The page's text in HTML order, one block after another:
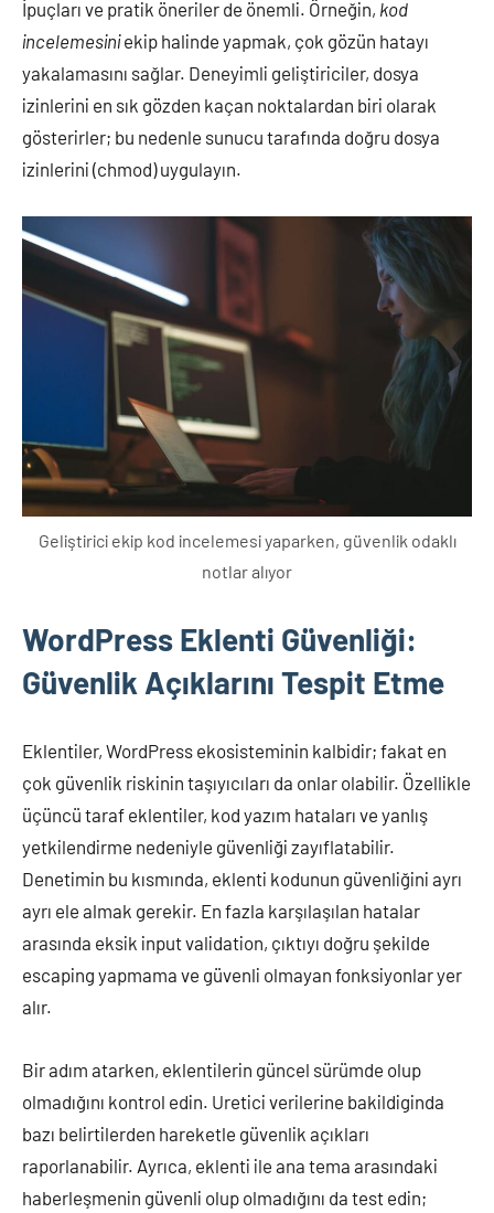
İpuçları ve pratik öneriler de önemli. Örneğin, kod
incelemesiniekip halinde yapmak, çok gözün hatayı
yakalamasını sağlar. Deneyimli geliştiriciler, dosya
izinlerini en sık gözden kaçan noktalardan biri olarak
gösterirler; bu nedenle sunucu tarafında doğru dosya
izinlerini (chmod) uygulayın.
Geliştirici ekip kod incelemesi yaparken, güvenlik odaklı
notlar alıyor
WordPress Eklenti Güvenliği:
Güvenlik Açıklarını Tespit Etme
Eklentiler, WordPress ekosisteminin kalbidir; fakat en
çok güvenlik riskinin taşıyıcıları da onlar olabilir. Özellikle
üçüncü taraf eklentiler, kod yazım hataları ve yanlış
yetkilendirme nedeniyle güvenliği zayıflatabilir.
Denetimin bu kısmında, eklenti kodunun güvenliğini ayrı
ayrı ele almak gerekir. En fazla karşılaşılan hatalar
arasında eksik input validation, çıktıyı doğru şekilde
escaping yapmama ve güvenli olmayan fonksiyonlar yer
alır.
Bir adım atarken, eklentilerin güncel sürümde olup
olmadığını kontrol edin. Uretici verilerine bakildiginda
bazı belirtilerden hareketle güvenlik açıkları
raporlanabilir. Ayrıca, eklenti ile ana tema arasındaki
haberleşmenin güvenli olup olmadığını da test edin;